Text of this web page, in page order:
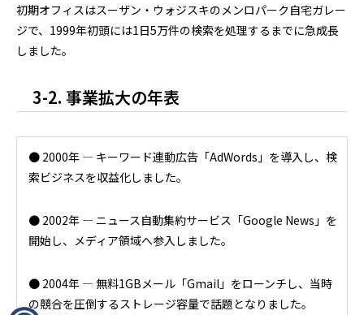
初期オフィスはスーザン・ウォジスキのメンロパーク自宅ガレー
ジで、1999年初頭には1日5万件の検索を処理するまでに急成長
しました。
3-2. 事業拡大の年表
● 2000年 ― キーワード連動広告「AdWords」を導入し、検
索ビジネスを収益化しました。
● 2002年 ― ニュース自動集約サービス「Google News」を
開始し、メディア領域へ参入しました。
● 2004年 ― 無料1GBメール「Gmail」をローンチし、当時
の競合を圧倒するストレージ容量で話題となりました。